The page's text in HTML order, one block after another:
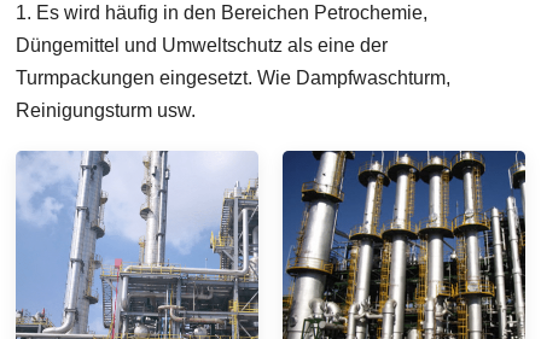
1. Es wird häufig in den Bereichen Petrochemie,
Düngemittel und Umweltschutz als eine der
Turmpackungen eingesetzt. Wie Dampfwaschturm,
Reinigungsturm usw.